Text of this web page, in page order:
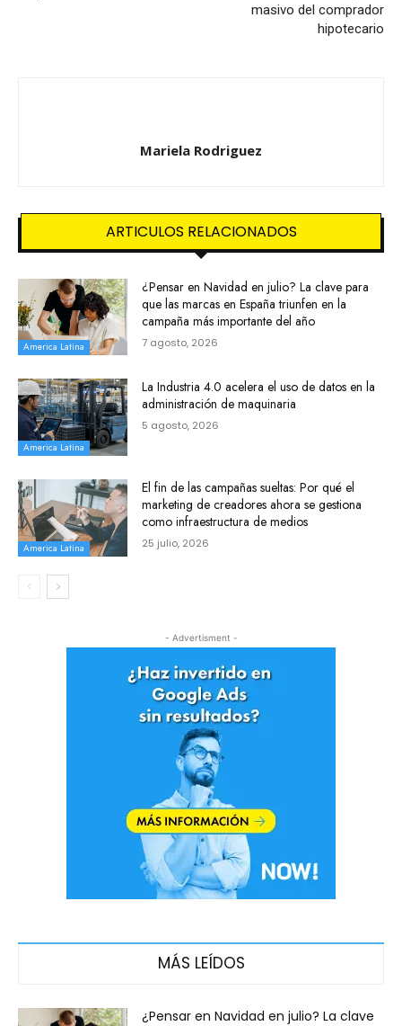
masivo del comprador
hipotecario
Mariela Rodriguez
ARTICULOS RELACIONADOS
America Latina
¿Pensar en Navidad en julio? La clave para
que las marcas en España triunfen en la
campaña más importante del año
7 agosto, 2026
America Latina
La Industria 4.0 acelera el uso de datos en la
administración de maquinaria
5 agosto, 2026
America Latina
El fin de las campañas sueltas: Por qué el
marketing de creadores ahora se gestiona
como infraestructura de medios
25 julio, 2026
- Advertisment -
MÁS LEÍDOS
¿Pensar en Navidad en julio? La clave